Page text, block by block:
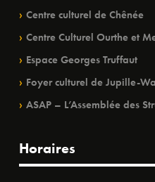
Centre culturel de Chênée
Centre Culturel Ourthe et
Espace Georges Truffaut
Foyer culturel de Jupille-
ASAP – L’Assemblée des
Horaires